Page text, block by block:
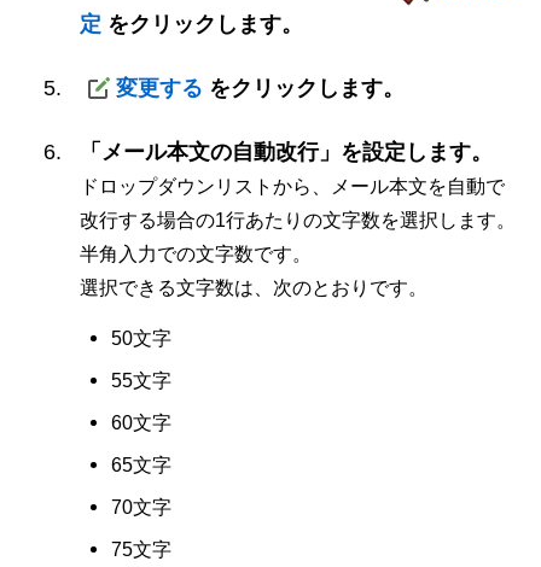
定 をクリックします。
変更する をクリックします。
「メール本文の自動改行」を設定します。
ドロップダウンリストから、メール本文を自動で
改行する場合の1行あたりの文字数を選択します。
半角入力での文字数です。
選択できる文字数は、次のとおりです。
50文字
55文字
60文字
65文字
70文字
75文字